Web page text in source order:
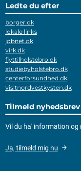
Ledte du efter
borger.dk
lokale links
jobnet.dk
virk.dk
flyttilholstebro.dk
studiebyholstebro.dk
centerforsundhed.dk
visitnordvestkysten.dk
Tilmeld nyhedsbrev
Vil du ha' information og
Ja, tilmeld mig nu